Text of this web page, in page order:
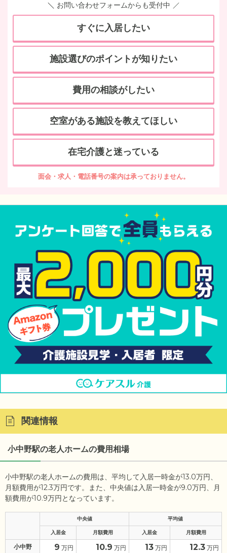
お問い合わせフォームからも受付中
すぐに入居したい
施設選びのポイントが知りたい
費用の相談がしたい
空室がある施設を教えてほしい
在宅介護と迷っている
面会・求人・電話番号の案内は承っておりません。
関連情報
小中野駅の老人ホームの費用相場
小中野駅の老人ホームの費用は、平均して入居一時金が13.0万円、
月額費用が12.3万円です。また、中央値は入居一時金が9.0万円、月
額費用が10.9万円となっています。
中央値 平均値
入居金 月額費用 入居金 月額費用
小中野 9 万円 10.9 万円 13 万円 12.3 万円